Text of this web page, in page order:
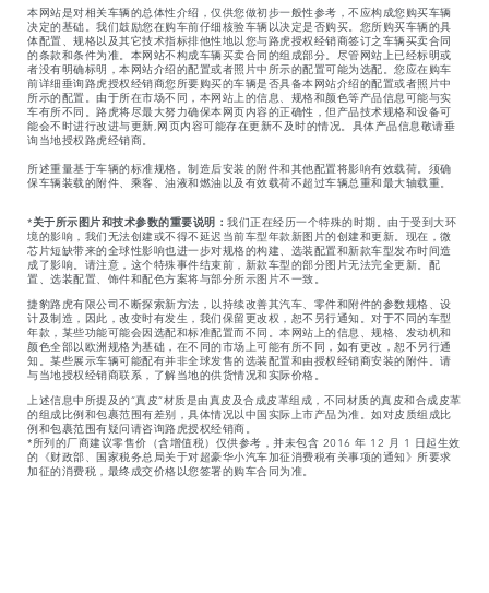
本网站是对相关车辆的总体性介绍，仅供您做初步一般性参考，不应构成您购买车辆
决定的基础。我们鼓励您在购车前仔细核验车辆以决定是否购买。您所购买车辆的具
体配置、规格以及其它技术指标排他性地以您与路虎授权经销商签订之车辆买卖合同
的条款和条件为准。本网站不构成车辆买卖合同的组成部分。尽管网站上已经标明或
者没有明确标明，本网站介绍的配置或者照片中所示的配置可能为选配。您应在购车
前详细垂询路虎授权经销商您所要购买的车辆是否具备本网站介绍的配置或者照片中
所示的配置。由于所在市场不同，本网站上的信息、规格和颜色等产品信息可能与实
车有所不同。路虎将尽最大努力确保本网页内容的正确性，但产品技术规格和设备可
能会不时进行改进与更新,网页内容可能存在更新不及时的情况。具体产品信息敬请垂
询当地授权路虎经销商。
所述重量基于车辆的标准规格。制造后安装的附件和其他配置将影响有效载荷。须确
保车辆装载的附件、乘客、油液和燃油以及有效载荷不超过车辆总重和最大轴载重。
*关于所示图片和技术参数的重要说明： 我们正在经历一个特殊的时期。由于受到大环
境的影响，我们无法创建或不得不延迟当前车型年款新图片的创建和更新。现在，微
芯片短缺带来的全球性影响也进一步对规格的构建、选装配置和新款车型发布时间造
成了影响。请注意，这个特殊事件结束前，新款车型的部分图片无法完全更新。配
置、选装配置、饰件和配色方案将与部分所示图片不一致。
捷豹路虎有限公司不断探索新方法，以持续改善其汽车、零件和附件的参数规格、设
计及制造，因此，改变时有发生，我们保留更改权，恕不另行通知。对于不同的车型
年款，某些功能可能会因选配和标准配置而不同。本网站上的信息、规格、发动机和
颜色全部以欧洲规格为基础，在不同的市场上可能有所不同，如有更改，恕不另行通
知。某些展示车辆可能配有并非全球发售的选装配置和由授权经销商安装的附件。请
与当地授权经销商联系，了解当地的供货情况和实际价格。
上述信息中所提及的“真皮”材质是由真皮及合成皮革组成，不同材质的真皮和合成皮革
的组成比例和包裹范围有差别，具体情况以中国实际上市产品为准。如对皮质组成比
例和包裹范围有疑问请咨询路虎授权经销商。
*所列的厂商建议零售价（含增值税）仅供参考，并未包含 2016 年 12 月 1 日起生效
的《财政部、国家税务总局关于对超豪华小汽车加征消费税有关事项的通知》所要求
加征的消费税，最终成交价格以您签署的购车合同为准。